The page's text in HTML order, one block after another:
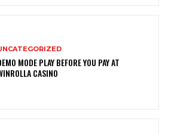
MODE PLAY BEFORE YOU PAY AT
CASINO